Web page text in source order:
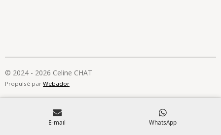
© 2024 - 2026 Celine CHAT
Propulsé par Webador
E-mail WhatsApp